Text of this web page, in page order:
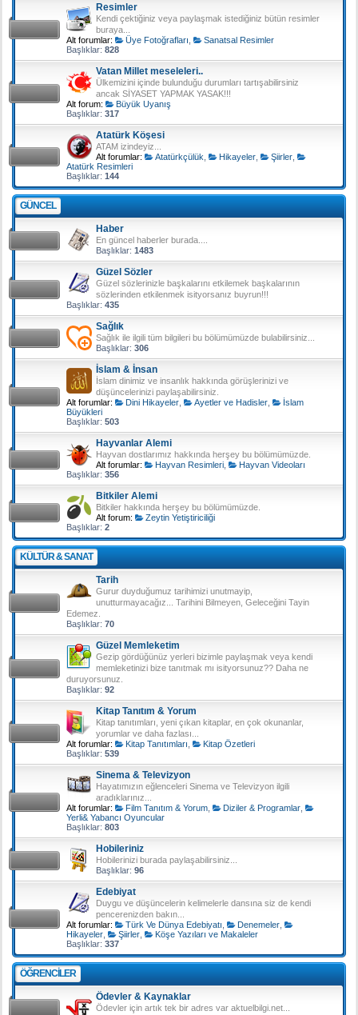
Resimler
Kendi çektiğiniz veya paylaşmak istediğiniz bütün resimler
buraya...
Alt forumlar:
Üye Fotoğrafları
Sanatsal Resimler
Başlıklar: 828
Vatan Millet meseleleri..
Ülkemizini içinde bulunduğu durumları tartışabilirsiniz
ancak SİYASET YAPMAK YASAK!!!
Alt forum:
Büyük Uyanış
Başlıklar: 317
Atatürk Köşesi
ATAM izindeyiz...
Alt forumlar:
Atatürkçülük Hikayeler, Şiirler,
Atatürk Resimleri
Başlıklar: 144
GÜNCEL
Haber
En güncel haberler burada....
Başlıklar: 1483
Güzel Sözler
Güzel sözlerinizle başkalarını etkilemek başkalarının
sözlerinden etkilenmek isityorsanız buyrun!!!
Başlıklar: 435
Sağlık
Sağlık ile ilgili tüm bilgileri bu bölümümüzde bulabilirsiniz...
Başlıklar: 306
İslam & İnsan
İslam dinimiz ve insanlık hakkında görüşlerinizi ve
düşüncelerinizi paylaşabilirsiniz.
Alt forumlar:
Dini Hikayeler, Ayetler ve Hadisler,
İslam
Büyükleri
Başlıklar: 503
Hayvanlar Alemi
Hayvan dostlarımız hakkında herşey bu bölümümüzde.
Alt forumlar:
Hayvan Resimleri,
Hayvan Videoları
Başlıklar: 356
Bitkiler Alemi
Bitkiler hakkında herşey bu bölümümüzde.
Alt forum:
Zeytin Yetiştiriciliği
Başlıklar: 2
KÜLTÜR & SANAT
Tarih
Gurur duyduğumuz tarihimizi unutmayip,
unutturmayacağız... Tarihini Bilmeyen, Geleceğini Tayin
Edemez.
Başlıklar: 70
Güzel Memleketim
Gezip gördüğünüz yerleri bizimle paylaşmak veya kendi
memleketinizi bize tanıtmak mı isityorsunuz?? Daha ne
duruyorsunuz.
Başlıklar: 92
Kitap Tanıtım & Yorum
Kitap tanıtımları, yeni çıkan kitaplar, en çok okunanlar,
yorumlar ve daha fazlası...
Alt forumlar:
Kitap Tanıtımları
Kitap Özetleri
Başlıklar: 539
Sinema & Televizyon
Hayatımızın eğlenceleri Sinema ve Televizyon ilgili
aradıklarınız...
Alt forumlar:
Film Tanıtım & Yorum, Diziler & Programlar,
Yerli& Yabancı Oyuncular
Başlıklar: 803
Hobileriniz
Hobilerinizi burada paylaşabilirsiniz...
Başlıklar: 96
Edebiyat
Duygu ve düşüncelerin kelimelerle dansına siz de kendi
pencerenizden bakın...
Alt forumlar:
Türk Ve Dünya Edebiyatı Denemeler,
Hikayeler
Şiirler,
Köşe Yazıları ve Makaleler
Başlıklar: 337
ÖĞRENCILER
Ödevler & Kaynaklar
Ödevler için artık tek bir adres var aktuelbilgi.net...